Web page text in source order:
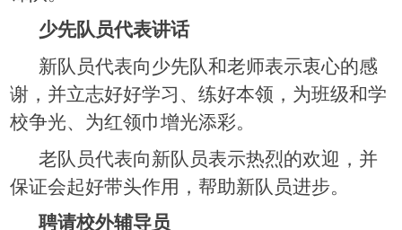
少先队员代表讲话
新队员代表向少先队和老师表示衷心的感
谢，并立志好好学习、练好本领，为班级和学
校争光、为红领巾增光添彩。
老队员代表向新队员表示热烈的欢迎，并
保证会起好带头作用，帮助新队员进步。
聘请校外辅导员